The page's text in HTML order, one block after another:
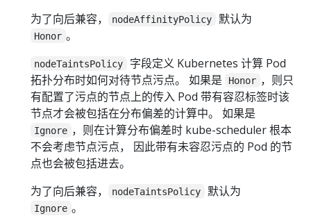
为了向后兼容，
nodeAffinityPolicy 默认为
Honor 。
nodeTaintsPolicy
字段定义 Kubernetes 计算 Pod
拓扑分布时如何对待节点污点。 如果是
Honor ，则只
有配置了污点的节点上的传入 Pod 带有容忍标签时该
节点才会被包括在分布偏差的计算中。 如果是
Ignore ，则在计算分布偏差时 kube-scheduler 根本
不会考虑节点污点， 因此带有未容忍污点的 Pod 的节
点也会被包括进去。
为了向后兼容，
nodeTaintsPolicy 默认为
Ignore 。